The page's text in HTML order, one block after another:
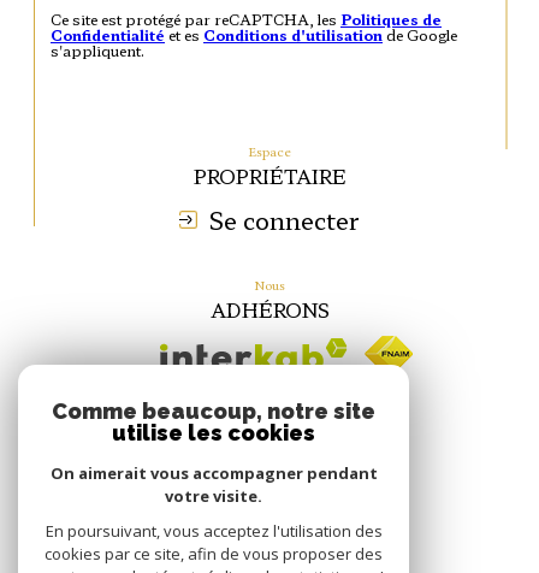
Ce site est protégé par reCAPTCHA, les Politiques de
Confidentialité et es Conditions d'utilisationde Google
s'appliquent.
Espace
PROPRIÉTAIRE
Se connecter
Nous
ADHÉRONS
Comme beaucoup, notre site
utilise les cookies
On aimerait vous accompagner pendant
votre visite.
En poursuivant, vous acceptez l'utilisation des
cookies par ce site, afin de vous proposer des